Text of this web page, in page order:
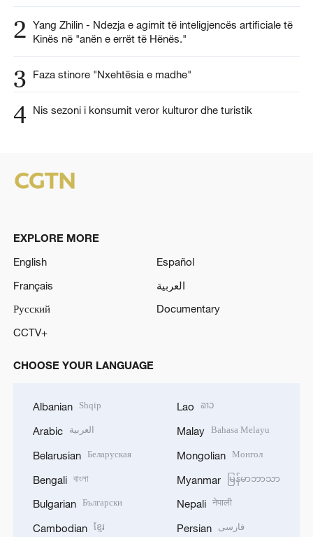
2 Yang Zhilin - Ndezja e agimit të inteligjencës artificiale të
Kinës në "anën e errët të Hënës."
3 Faza stinore "Nxehtësia e madhe"
4 Nis sezoni i konsumit veror kulturor dhe turistik
EXPLORE MORE
English
Español
Français
العربية
Русский
Documentary
CCTV+
CHOOSE YOUR LANGUAGE
Albanian Shqip
Arabic العربية
Belarusian Беларуская
Bengali বাংলা
Bulgarian Български
Cambodian ខ្មែរ
Lao ລາວ
Malay Bahasa Melayu
Mongolian Монгол
Myanmar မြန်မာဘာသာ
Nepali नेपाली
Persian فارسی